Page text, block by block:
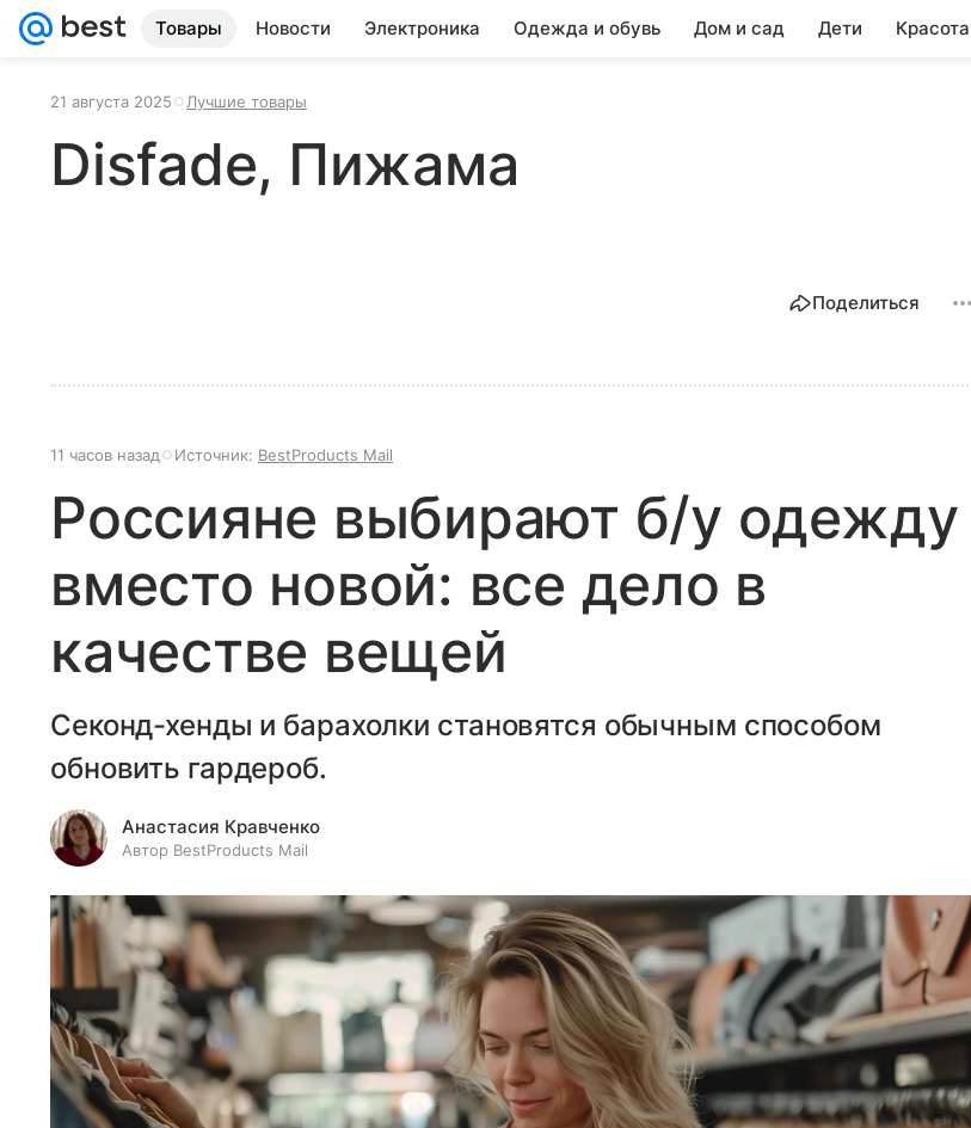
Товары Новости Электроника Одежда и обувь Дом и сад Дети Красота
21 августа 2025 Лучшие товары
Disfade, Пижама
Поделиться
11 часов назад Источник: BestProducts Mail
Россияне выбирают б/у одежду
вместо новой: все дело в
качестве вещей
Секонд-хенды и барахолки становятся обычным способом
обновить гардероб.
Анастасия Кравченко
Автор BestProducts Mail